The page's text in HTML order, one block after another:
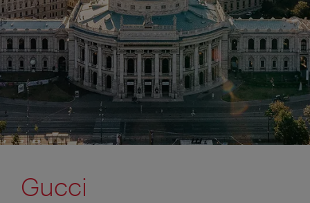
Gucci